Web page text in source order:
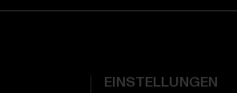
EINSTELLUNGEN